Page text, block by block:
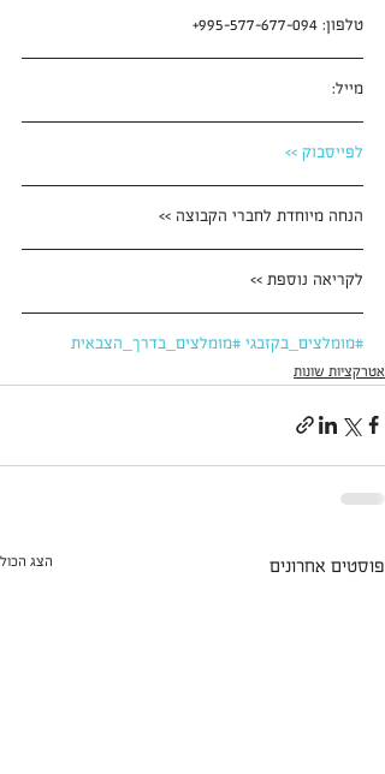
טלפון: 995-577-677-094+
מייל:
לפייסבוק >>
הנחה מיוחדת לחברי הקבוצה >>
לקריאה נוספת >>
#מומלצים_בקזבגי #מומלצים_בדרך_הצבאית
אטרקציות שונות
פוסטים אחרונים הצג הכול